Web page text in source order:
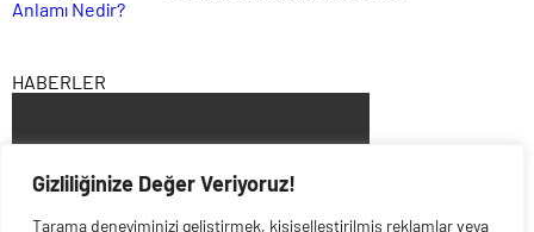
Gizliliğinize Değer Veriyoruz!
Tarama deneyiminizi geliştirmek, kişiselleştirilmiş reklamlar veya
HABERLER